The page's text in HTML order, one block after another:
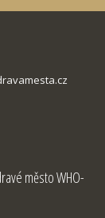
město WHO-